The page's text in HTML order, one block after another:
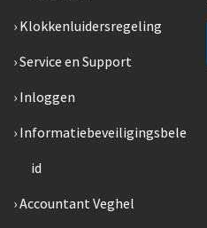
Klokkenluidersregeling
Service en Support
Inloggen
Informatiebeveiligingsbele
id
Accountant Veghel